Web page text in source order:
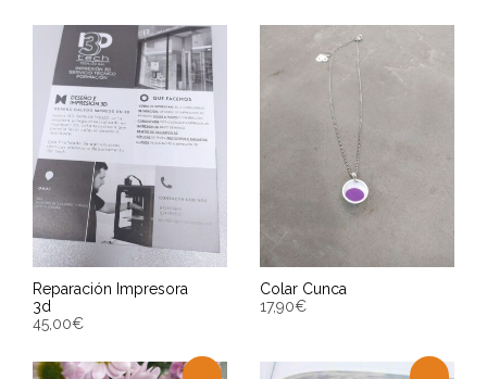
SELECCIONAR OPCIÓNS
Entrega Estimada entre
11/08/2026 - 13/08/2026
Entrega Estimada entre
11/08/2026 - 13/08/2026
Reparación Impresora
3d
45,00€
ENGADIR AO CARRIÑO
Colar Cunca
17,90€